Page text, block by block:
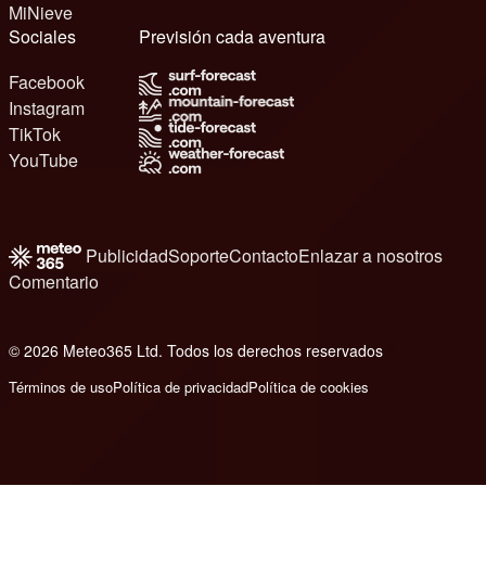
MiNieve
Sociales
Facebook
Instagram
TikTok
YouTube
Previsión cada aventura
PublicidadSoporteContactoEnlazar a nosotros
Comentario
© 2026 Meteo365 Ltd. Todos los derechos reservados
Términos de usoPolítica de privacidadPolítica de cookies